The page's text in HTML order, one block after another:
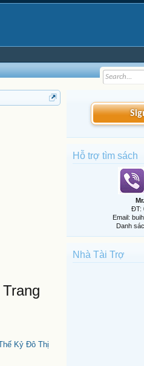
Kỷ Đô Thị
Hỗ trợ tìm sách
ĐT:
Email:
Danh
Nhà Tài Trợ